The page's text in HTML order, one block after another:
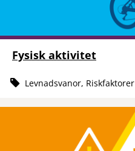
Fysisk aktivitet
Levnadsvanor, Riskfaktorer